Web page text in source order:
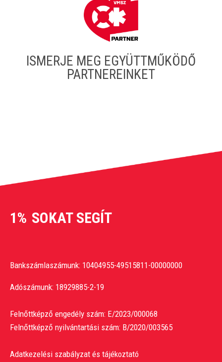
ISMERJE MEG EGYÜTTMŰKÖDŐ
PARTNEREINKET
1% SOKAT SEGÍT
Bankszámlaszámunk: 10404955-49515811-00000000
Adószámunk: 18929885-2-19
Felnőttképző engedély szám: E/2023/000068
Felnőttképző nyilvántartási szám: B/2020/003565
Adatkezelési szabályzat és tájékoztató